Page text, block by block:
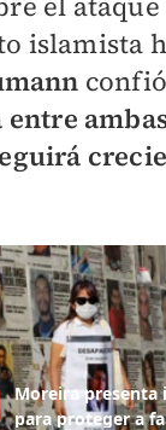
islamista